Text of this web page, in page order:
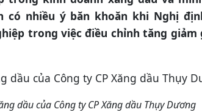
có nhiều ý băn khoăn khi Nghị
trong việc điều chỉnh tăng giảm
dầu của Công ty CP Xăng dầu Thụy Dương